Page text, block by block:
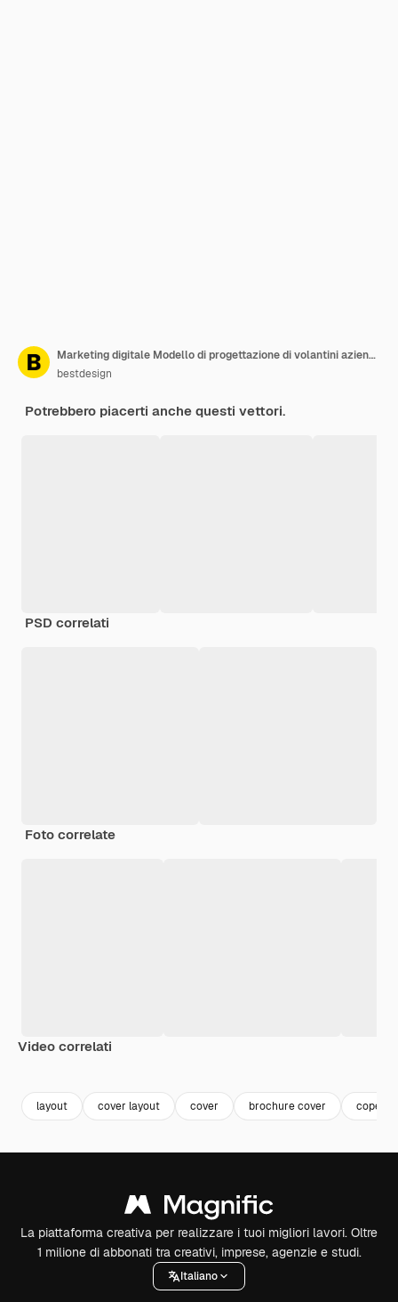
Marketing digitale Modello di progettazione di volantini aziendali moderni con colore blu
bestdesign
Potrebbero piacerti anche questi vettori.
PSD correlati
Foto correlate
Video correlati
layout cover layout cover brochure cover
La piattaforma creativa per realizzare i tuoi migliori lavori. Oltre
1 milione di abbonati tra creativi, imprese, agenzie e studi.
Italiano